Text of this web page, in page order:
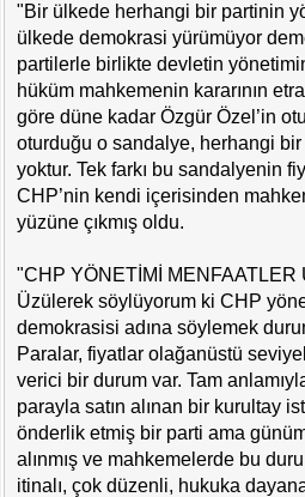
"Bir ülkede herhangi bir partinin
ülkede demokrasi yürümüyor
partilerle birlikte devletin
hüküm mahkemenin kararının
göre düne kadar Özgür Özel’in
oturduğu o sandalye, herhangi
yoktur. Tek farkı bu sandalyenin
CHP’nin kendi içerisinden
yüzüne çıkmış oldu.
"CHP YÖNETİMİ MENFAATLER
Üzülerek söylüyorum ki CHP
demokrasisi adına söylemek
Paralar, fiyatlar olağanüstü
verici bir durum var. Tam
parayla satın alınan bir kurultay
önderlik etmiş bir parti ama
alınmış ve mahkemelerde bu
itinalı, çok düzenli, hukuka